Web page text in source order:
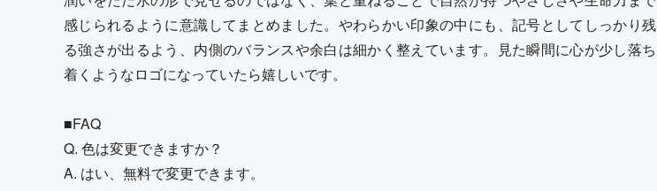
感じられるように意識してまとめました。やわらかい印象の中にも、記号としてしっかり残
る強さが出るよう、内側のバランスや余白は細かく整えています。見た瞬間に心が少し落ち
着くようなロゴになっていたら嬉しいです。
■FAQ
Q. 色は変更できますか？
A. はい、無料で変更できます。